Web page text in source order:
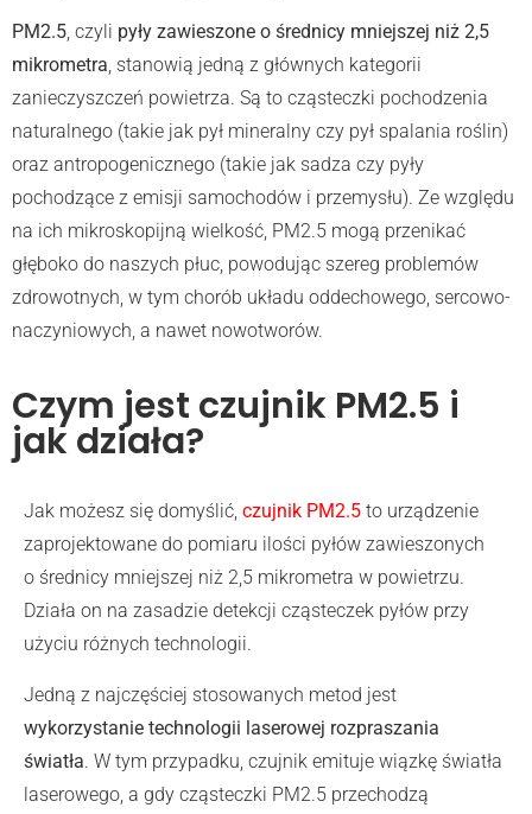
PM2.5, czyli pyły zawieszone o średnicy mniejszej niż 2,5
mikrometra, stanowią jedną z głównych kategorii
zanieczyszczeń powietrza. Są to cząsteczki pochodzenia
naturalnego (takie jak pył mineralny czy pył spalania roślin)
oraz antropogenicznego (takie jak sadza czy pyły
pochodzące z emisji samochodów i przemysłu). Ze względu
na ich mikroskopijną wielkość, PM2.5 mogą przenikać
głęboko do naszych płuc, powodując szereg problemów
zdrowotnych, w tym chorób układu oddechowego, sercowo-
naczyniowych, a nawet nowotworów.
Czym jest czujnik PM2.5 i
jak działa?
Jak możesz się domyślić, czujnik PM2.5 to urządzenie
zaprojektowane do pomiaru ilości pyłów zawieszonych
o średnicy mniejszej niż 2,5 mikrometra w powietrzu.
Działa on na zasadzie detekcji cząsteczek pyłów przy
użyciu różnych technologii.
Jedną z najczęściej stosowanych metod jest
wykorzystanie technologii laserowej rozpraszania
światła. W tym przypadku, czujnik emituje wiązkę światła
laserowego, a gdy cząsteczki PM2.5 przechodzą